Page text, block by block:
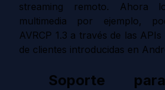
streaming remoto. Ahora
multimedia por ejemplo,
AVRCP 1.3 a través de las
de clientes introducidas en
Soporte